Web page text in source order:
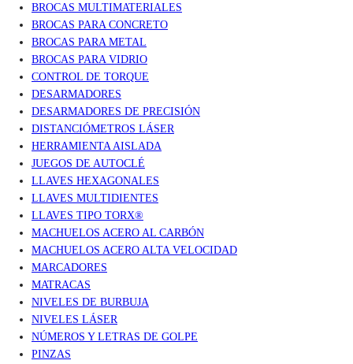
BROCAS MULTIMATERIALES
BROCAS PARA CONCRETO
BROCAS PARA METAL
BROCAS PARA VIDRIO
CONTROL DE TORQUE
DESARMADORES
DESARMADORES DE PRECISIÓN
DISTANCIÓMETROS LÁSER
HERRAMIENTA AISLADA
JUEGOS DE AUTOCLÉ
LLAVES HEXAGONALES
LLAVES MULTIDIENTES
LLAVES TIPO TORX®
MACHUELOS ACERO AL CARBÓN
MACHUELOS ACERO ALTA VELOCIDAD
MARCADORES
MATRACAS
NIVELES DE BURBUJA
NIVELES LÁSER
NÚMEROS Y LETRAS DE GOLPE
PINZAS